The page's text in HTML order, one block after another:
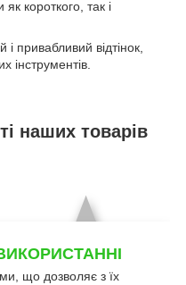
короткого, так і
привабливий відтінок,
інструментів.
наших товарів
що дозволяє з їх